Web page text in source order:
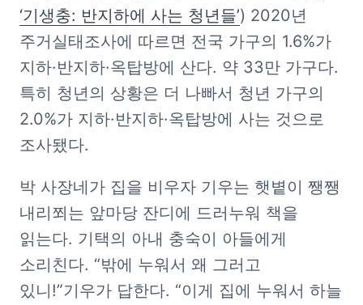
‘기생충: 반지하에 사는 청년들’) 2020년
주거실태조사에 따르면 전국 가구의 1.6%가
지하·반지하·옥탑방에 산다. 약 33만 가구다.
특히 청년의 상황은 더 나빠서 청년 가구의
2.0%가 지하·반지하·옥탑방에 사는 것으로
조사됐다.
박 사장네가 집을 비우자 기우는 햇볕이 쨍쨍
내리쬐는 앞마당 잔디에 드러누워 책을
읽는다. 기택의 아내 충숙이 아들에게
소리친다. “밖에 누워서 왜 그러고
있니!”기우가 답한다. “이게 집에 누워서 하늘